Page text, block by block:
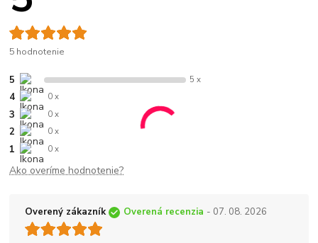
5 hodnotenie
5 5 x
4 0 x
3 0 x
2 0 x
1 0 x
Ako overíme hodnotenie?
Overený zákazník Overená recenzia - 07. 08. 2026